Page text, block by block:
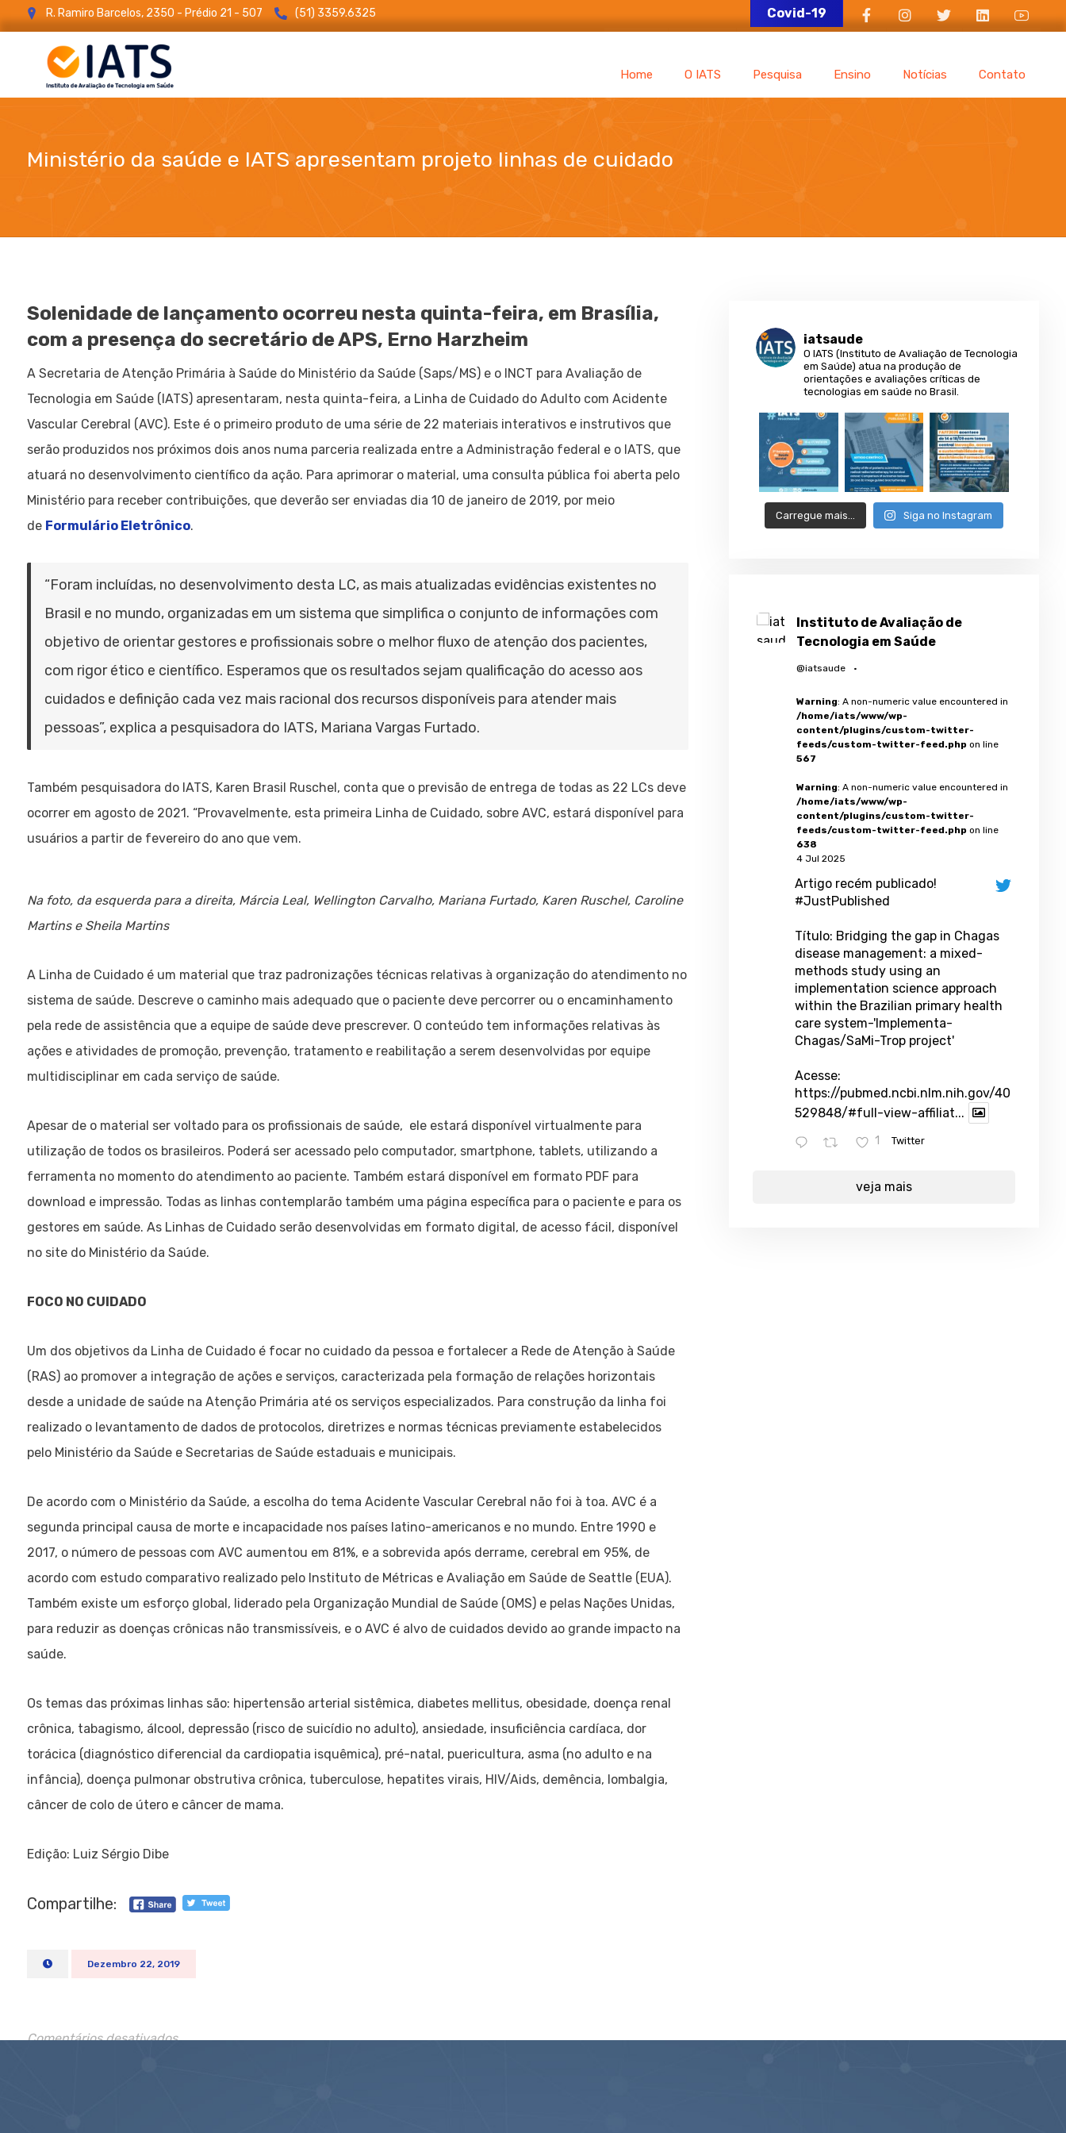
R. Ramiro Barcelos, 2350 - Prédio 21 - 507 (51) 3359.6325 Covid-19
Home O IATS Pesquisa Ensino Notícias Contato
Ministério da saúde e IATS apresentam projeto linhas de cuidado
Ministério da saúde e IATS apresentam projeto linhas de cuidado
Solenidade de lançamento ocorreu nesta quinta-feira, em Brasília,
com a presença do secretário de APS, Erno Harzheim
A Secretaria de Atenção Primária à Saúde do Ministério da Saúde (Saps/MS) e o INCT para Avaliação de
Tecnologia em Saúde (IATS) apresentaram, nesta quinta-feira, a Linha de Cuidado do Adulto com Acidente
Vascular Cerebral (AVC). Este é o primeiro produto de uma série de 22 materiais interativos e instrutivos que
serão produzidos nos próximos dois anos numa parceria realizada entre a Administração federal e o IATS, que
atuará no desenvolvimento científico da ação. Para aprimorar o material, uma consulta pública foi aberta pelo
Ministério para receber contribuições, que deverão ser enviadas dia 10 de janeiro de 2019, por meio
de Formulário Eletrônico.
“Foram incluídas, no desenvolvimento desta LC, as mais atualizadas evidências existentes no
Brasil e no mundo, organizadas em um sistema que simplifica o conjunto de informações com
objetivo de orientar gestores e profissionais sobre o melhor fluxo de atenção dos pacientes,
com rigor ético e científico. Esperamos que os resultados sejam qualificação do acesso aos
cuidados e definição cada vez mais racional dos recursos disponíveis para atender mais
pessoas”, explica a pesquisadora do IATS, Mariana Vargas Furtado.
Também pesquisadora do IATS, Karen Brasil Ruschel, conta que o previsão de entrega de todas as 22 LCs deve
ocorrer em agosto de 2021. “Provavelmente, esta primeira Linha de Cuidado, sobre AVC, estará disponível para
usuários a partir de fevereiro do ano que vem.
Na foto, da esquerda para a direita, Márcia Leal, Wellington Carvalho, Mariana Furtado, Karen Ruschel, Caroline
Martins e Sheila Martins
A Linha de Cuidado é um material que traz padronizações técnicas relativas à organização do atendimento no
sistema de saúde. Descreve o caminho mais adequado que o paciente deve percorrer ou o encaminhamento
pela rede de assistência que a equipe de saúde deve prescrever. O conteúdo tem informações relativas às
ações e atividades de promoção, prevenção, tratamento e reabilitação a serem desenvolvidas por equipe
multidisciplinar em cada serviço de saúde.
Apesar de o material ser voltado para os profissionais de saúde, ele estará disponível virtualmente para
utilização de todos os brasileiros. Poderá ser acessado pelo computador, smartphone, tablets, utilizando a
ferramenta no momento do atendimento ao paciente. Também estará disponível em formato PDF para
download e impressão. Todas as linhas contemplarão também uma página específica para o paciente e para os
gestores em saúde. As Linhas de Cuidado serão desenvolvidas em formato digital, de acesso fácil, disponível
no site do Ministério da Saúde.
FOCO NO CUIDADO
Um dos objetivos da Linha de Cuidado é focar no cuidado da pessoa e fortalecer a Rede de Atenção à Saúde
(RAS) ao promover a integração de ações e serviços, caracterizada pela formação de relações horizontais
desde a unidade de saúde na Atenção Primária até os serviços especializados. Para construção da linha foi
realizado o levantamento de dados de protocolos, diretrizes e normas técnicas previamente estabelecidos
pelo Ministério da Saúde e Secretarias de Saúde estaduais e municipais.
De acordo com o Ministério da Saúde, a escolha do tema Acidente Vascular Cerebral não foi à toa. AVC é a
segunda principal causa de morte e incapacidade nos países latino-americanos e no mundo. Entre 1990 e
2017, o número de pessoas com AVC aumentou em 81%, e a sobrevida após derrame, cerebral em 95%, de
acordo com estudo comparativo realizado pelo Instituto de Métricas e Avaliação em Saúde de Seattle (EUA).
Também existe um esforço global, liderado pela Organização Mundial de Saúde (OMS) e pelas Nações Unidas,
para reduzir as doenças crônicas não transmissíveis, e o AVC é alvo de cuidados devido ao grande impacto na
saúde.
Os temas das próximas linhas são: hipertensão arterial sistêmica, diabetes mellitus, obesidade, doença renal
crônica, tabagismo, álcool, depressão (risco de suicídio no adulto), ansiedade, insuficiência cardíaca, dor
torácica (diagnóstico diferencial da cardiopatia isquêmica), pré-natal, puericultura, asma (no adulto e na
infância), doença pulmonar obstrutiva crônica, tuberculose, hepatites virais, HIV/Aids, demência, lombalgia,
câncer de colo de útero e câncer de mama.
Edição: Luiz Sérgio Dibe
Compartilhe:
Dezembro 22, 2019
Comentários desativados
iatsaude
O IATS (Instituto de Avaliação de Tecnologia
em Saúde) atua na produção de
orientações e avaliações críticas de
tecnologias em saúde no Brasil.
Carregue mais… Siga no Instagram
Instituto de Avaliação de
Tecnologia em Saúde
@iatsaude ·
Warning: A non-numeric value encountered in
/home/iats/www/wp-
content/plugins/custom-twitter-
feeds/custom-twitter-feed.php on line
567
Warning: A non-numeric value encountered in
/home/iats/www/wp-
content/plugins/custom-twitter-
feeds/custom-twitter-feed.php on line
638
4 Jul 2025
Artigo recém publicado!
#JustPublished
Título: Bridging the gap in Chagas
disease management: a mixed-
methods study using an
implementation science approach
within the Brazilian primary health
care system-'Implementa-
Chagas/SaMi-Trop project'
Acesse:
https://pubmed.ncbi.nlm.nih.gov/40
529848/#full-view-affiliat...
1 Twitter
veja mais